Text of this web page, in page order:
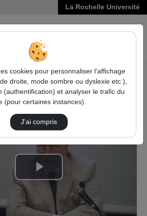
La Rochelle Université
VIDÉOS
Français à Pondichéry au mil…
Lire
la
cookies pour personnaliser l’affichage
droite, mode sombre ou dyslexie etc.),
(authentification) et analyser le trafic du
(pour certaines instances).
J’ai compris